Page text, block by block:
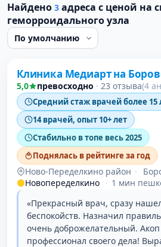
Найдено 3 адреса с ценой на
геморроидального узла
Клиника Медиарт на
5,0 превосходно · 23 отзыва(4
Средний стаж врачей более 15
14 врачей, опыт 10+ лет
Стабильно в топе весь 2025
Поднялась в рейтинге за год
Ново-Переделкино район ·
Новопеределкино · 1 мин
«Прекрасный врач, сразу
беспокойств. Назначил
очень доброжелательный. Акоп
профессионал своего дела!